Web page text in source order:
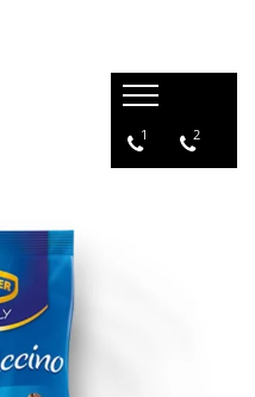
1 2